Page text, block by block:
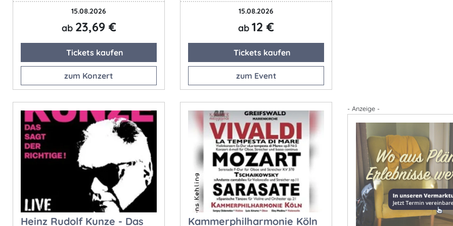
15.08.2026
ab 23,69 €
Tickets kaufen
zum Konzert
15.08.2026
ab 12 €
Tickets kaufen
zum Event
Heinz Rudolf Kunze - Das Kammerphilharmonie Köln
- Anzeige -